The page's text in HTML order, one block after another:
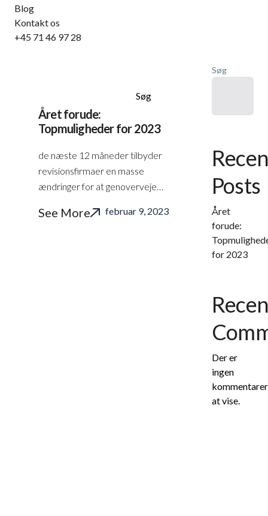
Blog
Kontakt os
+45 71 46 97 28
Året forude:
Topmuligheder for 2023
de næste 12 måneder tilbyder
revisionsfirmaer en masse
ændringer for at genoverveje,
repositionere sig selv for at
See More februar 9, 2023
Søg
Søg
Posts
Året
forude:
for 2023
Der er
ingen
kommentarer
at vise.